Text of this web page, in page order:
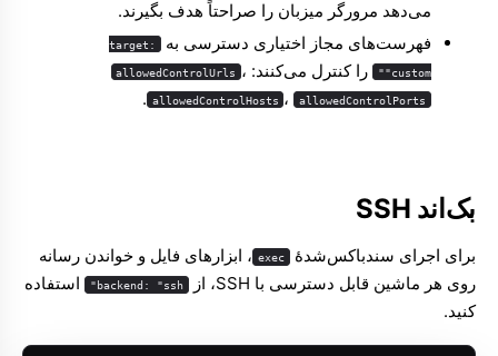
می‌دهد مرورگر میزبان را صراحتاً هدف بگیرند.
فهرست‌های مجاز اختیاری دسترسی به
target:
"custom" را کنترل می‌کنند: allowedControlUrls ،
allowedControlHosts ، allowedControlPorts
.
بک‌اند SSH
برای اجرای سندباکس‌شدهٔ exec ، ابزارهای فایل و خواندن رسانه
روی هر ماشین قابل دسترسی با SSH، از
backend: "ssh"
استفاده
کنید.